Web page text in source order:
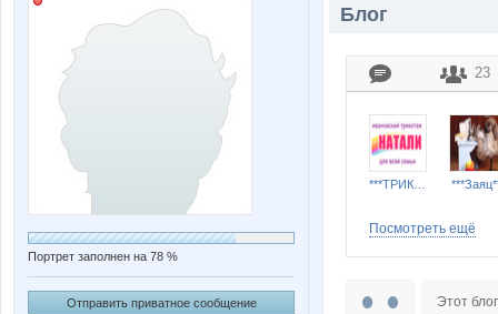
Портрет заполнен на 78 %
Отправить приватное сообщение
Блог
23
Посмотреть ещё
Этот